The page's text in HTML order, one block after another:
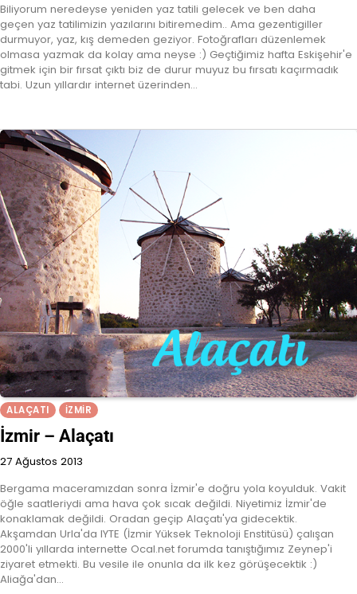
Biliyorum neredeyse yeniden yaz tatili gelecek ve ben daha
geçen yaz tatilimizin yazılarını bitiremedim.. Ama gezentigiller
durmuyor, yaz, kış demeden geziyor. Fotoğrafları düzenlemek
olmasa yazmak da kolay ama neyse :) Geçtiğimiz hafta Eskişehir'e
gitmek için bir fırsat çıktı biz de durur muyuz bu fırsatı kaçırmadık
tabi. Uzun yıllardır internet üzerinden…
ALAÇATI İZMIR
İzmir – Alaçatı
27 Ağustos 2013
Bergama maceramızdan sonra İzmir'e doğru yola koyulduk. Vakit
öğle saatleriydi ama hava çok sıcak değildi. Niyetimiz İzmir'de
konaklamak değildi. Oradan geçip Alaçatı'ya gidecektik.
Akşamdan Urla'da IYTE (İzmir Yüksek Teknoloji Enstitüsü) çalışan
2000'li yıllarda internette Ocal.net forumda tanıştığımız Zeynep'i
ziyaret etmekti. Bu vesile ile onunla da ilk kez görüşecektik :)
Aliağa'dan…